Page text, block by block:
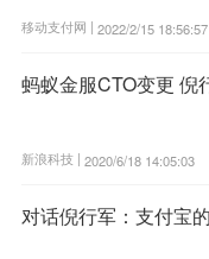
移动支付网 | 2022/2/15 18:56:57
蚂蚁金服CTO变更 倪
新浪科技 | 2020/6/18 14:05:03
对话倪行军：支付宝